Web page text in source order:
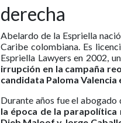
derecha
Abelardo de la Espriella
Caribe colombiana. Es
Espriella Lawyers en 2002,
irrupción en la campaña
candidata Paloma Valencia
Durante años fue el
la época de la parapolítica